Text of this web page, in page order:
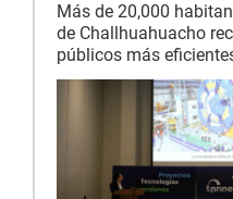
Más de 20,000
de Challhuahuacho
públicos más